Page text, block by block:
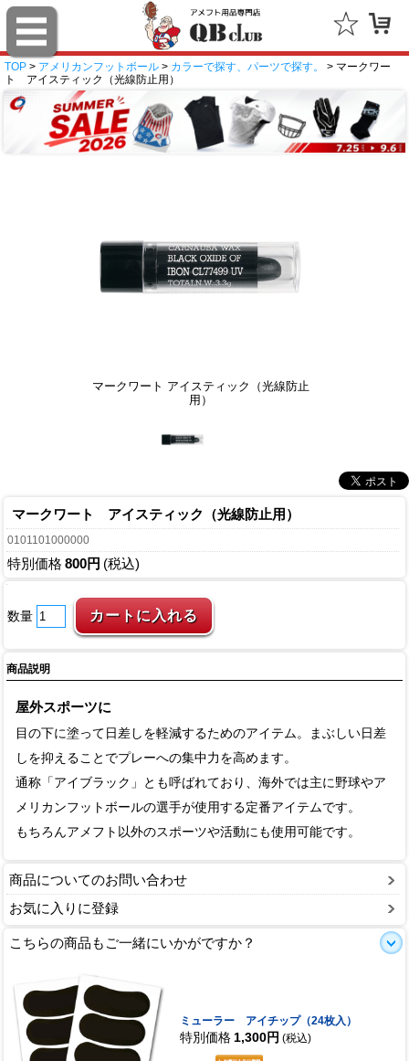
TOP > アメリカンフットボール > カラーで探す、パーツで探す。
> マークワー
ト アイスティック（光線防止用）
マークワート アイスティック（光線防止
用）
マークワート アイスティック（光線防止用）
0101101000000
特別価格 800円 (税込)
数量
商品説明
屋外スポーツに
目の下に塗って日差しを軽減するためのアイテム。まぶしい日差
しを抑えることでプレーへの集中力を高めます。
通称「アイブラック」とも呼ばれており、海外では主に野球やア
メリカンフットボールの選手が使用する定番アイテムです。
もちろんアメフト以外のスポーツや活動にも使用可能です。
商品についてのお問い合わせ
お気に入りに登録
こちらの商品もご一緒にいかがですか？
ミューラー アイチップ（24枚入）
特別価格 1,300円 (税込)